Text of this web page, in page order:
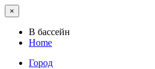
×
В бассейн
Home
Город